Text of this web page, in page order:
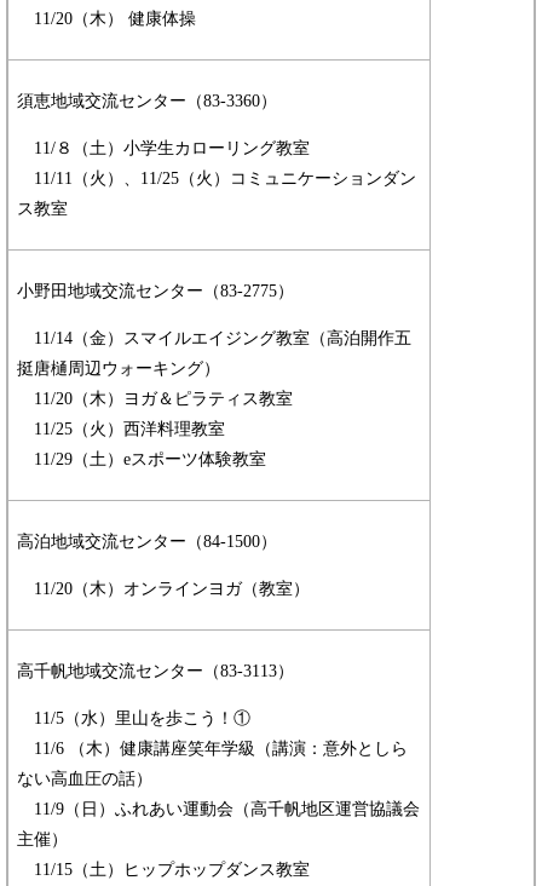
​ 11/20（木） 健康体操
須恵地域交流センター（83-3360）
11/８（土）小学生カローリング教室
11/11（火）、11/25（火）コミュニケーションダン
ス教室
小野田地域交流センター（83-2775）
11/14（金）スマイルエイジング教室（高泊開作五
挺唐樋周辺ウォーキング）
​ 11/20（木）ヨガ＆ピラティス教室
​ 11/25（火）西洋料理教室
​ 11/29（土）eスポーツ体験教室
高泊地域交流センター（84-1500）
11/20（木）オンラインヨガ（教室）
高千帆地域交流センター（83-3113）
11/5（水）里山を歩こう！①
​ 11/6 （木）健康講座笑年学級（講演：意外としら
ない高血圧の話）
​ 11/9（日）ふれあい運動会（高千帆地区運営協議会
主催）
​ 11/15（土）ヒップホップダンス教室